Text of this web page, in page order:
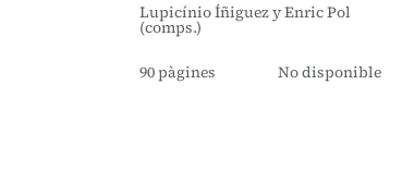
Lupicínio Íñiguez y Enric Pol
(comps.)
90 pàgines No disponible